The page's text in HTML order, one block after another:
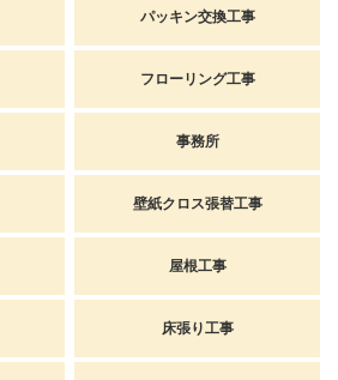
パッキン交換工事
フローリング工事
事務所
壁紙クロス張替工事
屋根工事
床張り工事